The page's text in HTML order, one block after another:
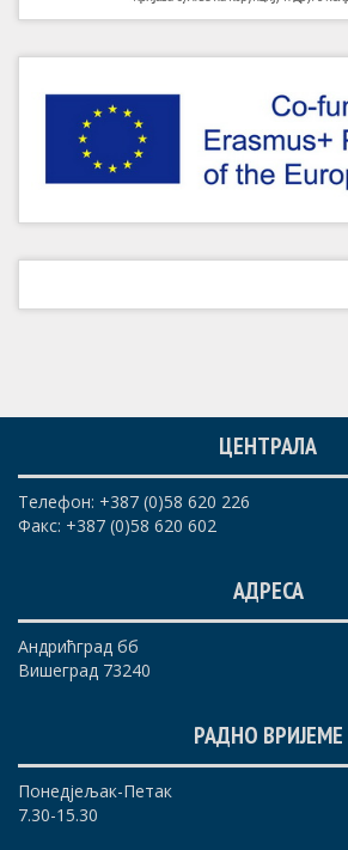
ЦЕНТРАЛА
Телефон: +387 (0)58 620 226
Факс: +387 (0)58 620 602
АДРЕСА
Андрићград бб
Вишеград 73240
РАДНО ВРИЈЕМЕ
Понедјељак-Петак
7.30-15.30